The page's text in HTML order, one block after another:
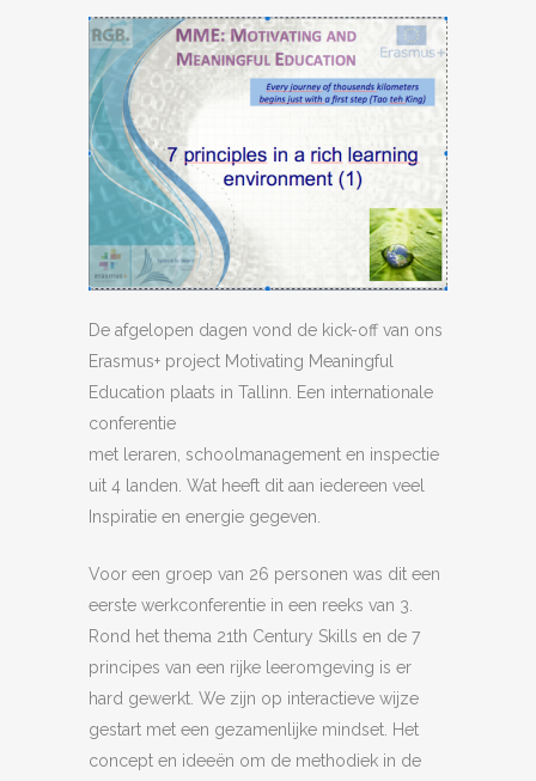
De afgelopen dagen vond de kick-off van ons
Erasmus+ project Motivating Meaningful
Education plaats in Tallinn. Een internationale
conferentie
met leraren, schoolmanagement en inspectie
uit 4 landen. Wat heeft dit aan iedereen veel
Inspiratie en energie gegeven.
Voor een groep van 26 personen was dit een
eerste werkconferentie in een reeks van 3.
Rond het thema 21th Century Skills en de 7
principes van een rijke leeromgeving is er
hard gewerkt. We zijn op interactieve wijze
gestart met een gezamenlijke mindset. Het
concept en ideeën om de methodiek in de